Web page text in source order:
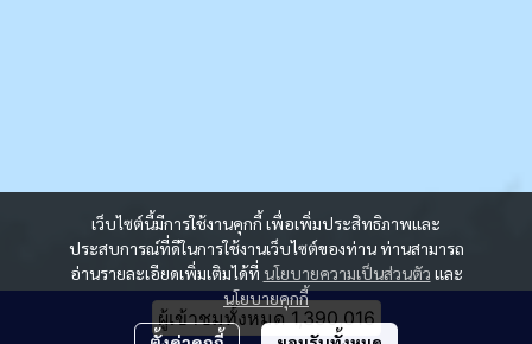
เว็บไซต์นี้มีการใช้งานคุกกี้ เพื่อเพิ่มประสิทธิภาพและ
ประสบการณ์ที่ดีในการใช้งานเว็บไซต์ของท่าน ท่านสามารถ
อ่านรายละเอียดเพิ่มเติมได้ที่ นโยบายความเป็นส่วนตัว และ
นโยบายคุกกี้
ผู้เข้าชมทั้งหมด1,390,016